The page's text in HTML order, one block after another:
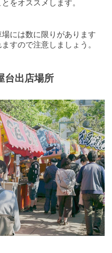
をオススメします。
には数に限りがあります
すので注意しましょう。
台出店場所